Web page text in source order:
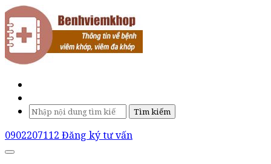
Tìm kiếm
0902207112 Đăng ký tư vấn